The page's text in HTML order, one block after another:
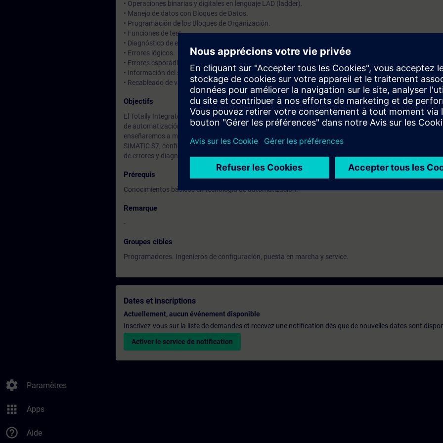
settings Paramètres
apps Apps
help_outline Aide
• Operaciones binarias y digitales en lenguaje LAD (ladder).
• Manejo de datos con Bloques de Datos.
• Programación de los Bloques de Organización.
• Funciones de test.
• Diagnóstico de errores.
• Errores lógicos.
• Errores esporádicos.
• Información del sistema.
• Recableado de variables en el programa.
Objectifs
El Totally Integrated Automation Portal (TIA Portal), es un sistema de ingeniería que reúne las
de automatización dentro de un único entorno de desarrollo con SIMATIC STEP7 y SIMATIC WinCC. En
enseñaremos a manejar TIA Portal, conocimientos básicos sobre la estructura de los sistemas de
SIMATIC S7, configuración y parametrización de hardware, programación estándar de PLC,
de errores y diagnóstico.
Prérequis
Conocimientos básicos en tecnología de automatización.
Remarque
-
Groupes cibles
Programadores. Ingenieros de configuración, puesta en marcha y service.
Dates et inscriptions
Actuellement, aucun événement disponible
Inscrivez-vous sur la liste de demandes et recevez une notification dès que de nouvelles dates sont
Activer le service de notification